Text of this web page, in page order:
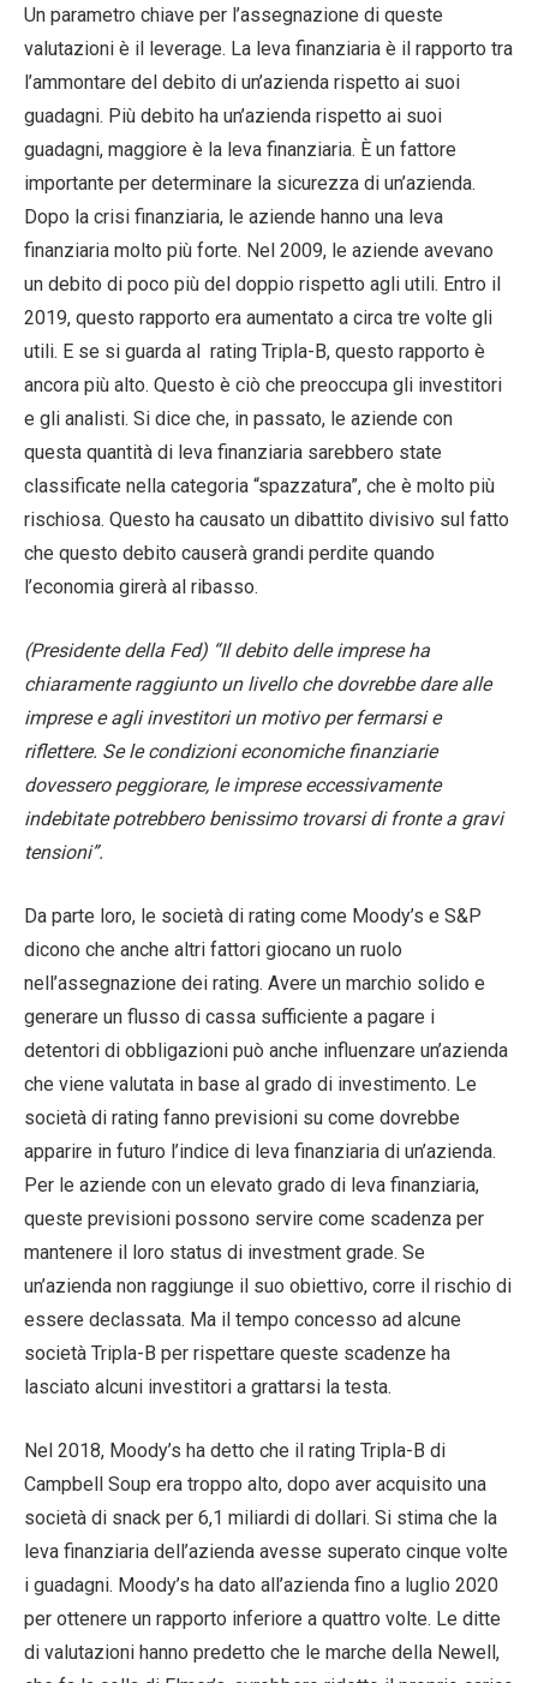
Un parametro chiave per l’assegnazione di queste
valutazioni è il leverage. La leva finanziaria è il rapporto tra
l’ammontare del debito di un’azienda rispetto ai suoi
guadagni. Più debito ha un’azienda rispetto ai suoi
guadagni, maggiore è la leva finanziaria. È un fattore
importante per determinare la sicurezza di un’azienda.
Dopo la crisi finanziaria, le aziende hanno una leva
finanziaria molto più forte. Nel 2009, le aziende avevano
un debito di poco più del doppio rispetto agli utili. Entro il
2019, questo rapporto era aumentato a circa tre volte gli
utili. E se si guarda al rating Tripla-B, questo rapporto è
ancora più alto. Questo è ciò che preoccupa gli investitori
e gli analisti. Si dice che, in passato, le aziende con
questa quantità di leva finanziaria sarebbero state
classificate nella categoria “spazzatura”, che è molto più
rischiosa. Questo ha causato un dibattito divisivo sul fatto
che questo debito causerà grandi perdite quando
l’economia girerà al ribasso.
(Presidente della Fed) “Il debito delle imprese ha
chiaramente raggiunto un livello che dovrebbe dare alle
imprese e agli investitori un motivo per fermarsi e
riflettere. Se le condizioni economiche finanziarie
dovessero peggiorare, le imprese eccessivamente
indebitate potrebbero benissimo trovarsi di fronte a gravi
tensioni”.
Da parte loro, le società di rating come Moody’s e S&P
dicono che anche altri fattori giocano un ruolo
nell’assegnazione dei rating. Avere un marchio solido e
generare un flusso di cassa sufficiente a pagare i
detentori di obbligazioni può anche influenzare un’azienda
che viene valutata in base al grado di investimento. Le
società di rating fanno previsioni su come dovrebbe
apparire in futuro l’indice di leva finanziaria di un’azienda.
Per le aziende con un elevato grado di leva finanziaria,
queste previsioni possono servire come scadenza per
mantenere il loro status di investment grade. Se
un’azienda non raggiunge il suo obiettivo, corre il rischio di
essere declassata. Ma il tempo concesso ad alcune
società Tripla-B per rispettare queste scadenze ha
lasciato alcuni investitori a grattarsi la testa.
Nel 2018, Moody’s ha detto che il rating Tripla-B di
Campbell Soup era troppo alto, dopo aver acquisito una
società di snack per 6,1 miliardi di dollari. Si stima che la
leva finanziaria dell’azienda avesse superato cinque volte
i guadagni. Moody’s ha dato all’azienda fino a luglio 2020
per ottenere un rapporto inferiore a quattro volte. Le ditte
di valutazioni hanno predetto che le marche della Newell,